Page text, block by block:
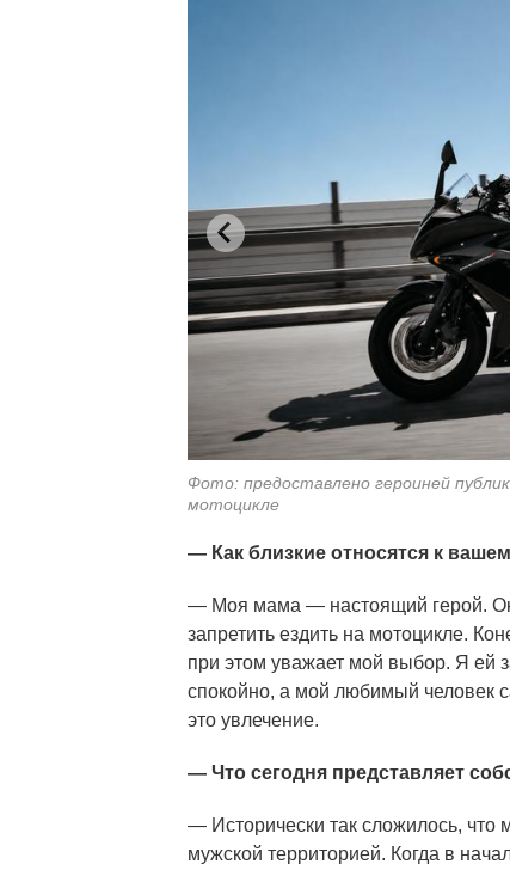
Фото: предоставлено героиней
мотоцикле
— Как близкие относятся к
— Моя мама — настоящий герой.
запретить ездить на мотоцикле.
при этом уважает мой выбор. Я ей
спокойно, а мой любимый человек
это увлечение.
— Что сегодня представляет
— Исторически так сложилось, что
мужской территорией. Когда в